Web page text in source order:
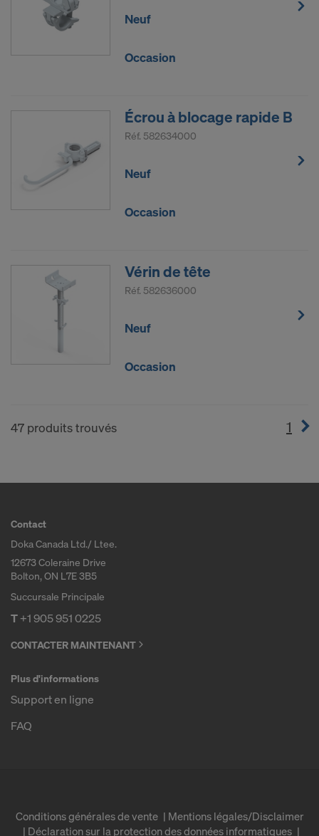
Neuf
Occasion
Écrou à blocage rapide B
Réf. 582634000
Neuf
Occasion
Vérin de tête
Réf. 582636000
Neuf
Occasion
47 produits trouvés 1
Contact
Doka Canada Ltd./ Ltee.
12673 Coleraine Drive
Bolton, ON L7E 3B5
Succursale Principale
T+1 905 951 0225
CONTACTER MAINTENANT
Plus d'informations
Support en ligne
FAQ
Conditions générales de vente
Mentions légales/Disclaimer
Déclaration sur la protection des données informatiques